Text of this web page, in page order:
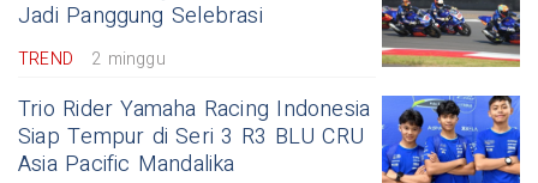
Jadi Panggung Selebrasi
TREND 2 minggu
Trio Rider Yamaha Racing Indonesia
Siap Tempur di Seri 3 R3 BLU CRU
Asia Pacific Mandalika